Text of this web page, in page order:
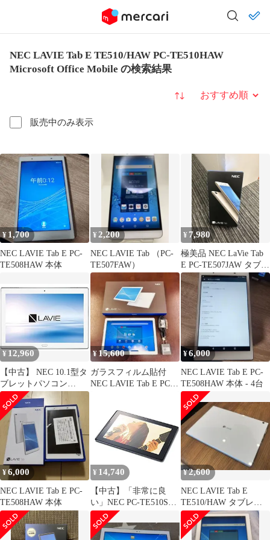
NEC LAVIE Tab E TE510/HAW PC-TE510HAW
Microsoft Office Mobile の検索結果
販売中のみ表示
並び替え
¥ 1,700
NEC LAVIE Tab E PC-
TE508HAW 本体
¥ 2,200
NEC LAVIE Tab （PC-
TE507FAW）
¥ 7,980
極美品 NEC LaVie Tab
E PC-TE507JAW タブレ
ット 純正
¥ 12,960
【中古】 NEC 10.1型タ
ブレットパソコン
LAVIE Tab E TE510
HAW (Microsoft Office
Mobile) PC-TE510HAW
¥ 15,600
ガラスフィルム貼付
NEC LAVIE Tab E PC-
¥6,000
NEC LAVIE Tab E PC-
TE508HAW 本体 - 4台
¥6,000
NEC LAVIE Tab E PC-
TE508HAW 本体
¥ 14,740
【中古】「非常に良
い」NEC PC-TE510S1L
LaVie Tab E
¥2,600
NEC LAVIE Tab E
TE510/HAW タブレッ
ト本体